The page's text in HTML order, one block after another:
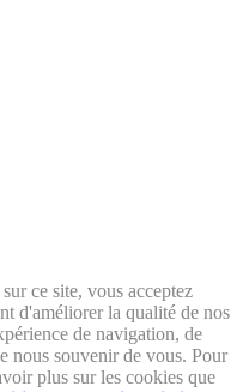
ce site, vous acceptez
d'améliorer la qualité de nos
de navigation, de
nous souvenir de vous. Pour
plus sur les cookies que